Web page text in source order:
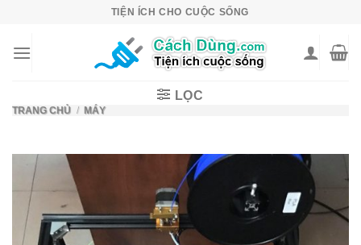
content
TIỆN ÍCH CHO CUỘC SỐNG
LỌC
TRANG CHỦ / MÁY